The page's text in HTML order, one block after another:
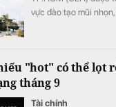
vực đào tạo mũi
"hot" có thể lọt
tháng 9
Tài chính